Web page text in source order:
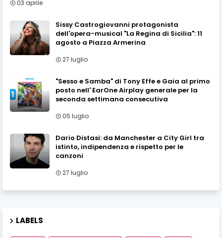
03 aprile
Sissy Castrogiovanni protagonista
dell'opera-musical "La Regina di Sicilia": 11
agosto a Piazza Armerina
27 luglio
"Sesso e Samba" di Tony Effe e Gaia al primo
posto nell' EarOne Airplay generale per la
seconda settimana consecutiva
05 luglio
Dario Distasi: da Manchester a City Girl tra
istinto, indipendenza e rispetto per le
canzoni
27 luglio
LABELS